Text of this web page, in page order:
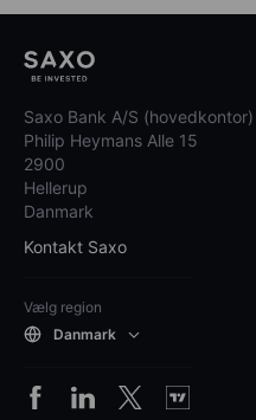
Saxo Bank A/S (hovedkontor)
Philip Heymans Alle 15
2900
Hellerup
Danmark
Kontakt Saxo
Vælg region
Danmark